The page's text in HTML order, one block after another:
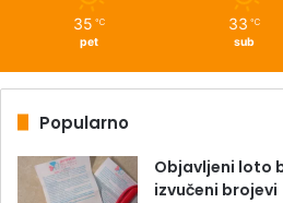
35 ℃
pet
33 ℃
sub
Popularno
Objavljeni loto
izvučeni brojevi